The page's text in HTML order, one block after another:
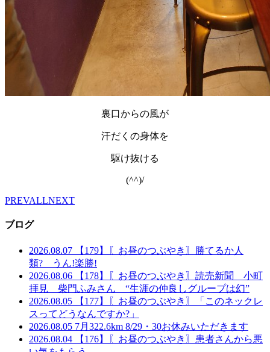
裏口からの風が
汗だくの身体を
駆け抜ける
(^^)/
PREVALLNEXT
ブログ
2026.08.07
【179】〖お昼のつぶやき〗勝てるか人
類? うん!楽勝!
2026.08.06
【178】〖お昼のつぶやき〗読売新聞 小町
拝見 柴門ふみさん “生涯の仲良しグループは幻”
2026.08.05
【177】〖お昼のつぶやき〗「このネックレ
スってどうなんですか?」
2026.08.05 7月322.6km 8/29・30お休みいただきます
2026.08.04
【176】〖お昼のつぶやき〗患者さんから悪